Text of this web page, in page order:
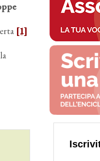
[1]